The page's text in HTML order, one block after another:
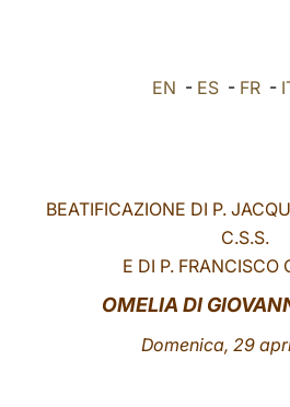
EN - ES- FR-
BEATIFICAZIONE DI P.
C.S.S.
E DI P. FRANCISCO
OMELIA DI
Domenica, 29